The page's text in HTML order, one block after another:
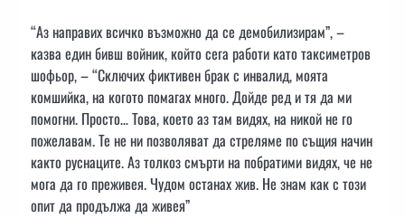
“Аз направих всичко възможно да се демобилизирам”, –
казва един бивш войник, който сега работи като таксиметров
шофьор, – “Сключих фиктивен брак с инвалид, моята
комшийка, на когото помагах много. Дойде ред и тя да ми
помогни. Просто… Това, което аз там видях, на никой не го
пожелавам. Те не ни позволяват да стреляме по същия начин
както руснаците. Аз толкоз смърти на побратими видях, че не
мога да го преживея. Чудом останах жив. Не знам как с този
опит да продължа да живея”